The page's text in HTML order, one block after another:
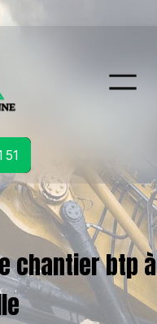
51
chantier btp à